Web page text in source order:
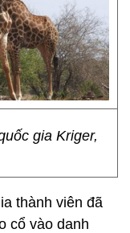
gia Kriger,
thành viên đã
cổ vào danh